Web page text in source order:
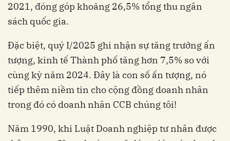
2021, đóng góp khoảng 26,5% tổng thu ngân
sách quốc gia.
Đặc biệt, quý I/2025 ghi nhận sự tăng trưởng ấn
tượng, kinh tế Thành phố tăng hơn 7,5% so với
cùng kỳ năm 2024. Đây là con số ấn tượng, nó
tiếp thêm niềm tin cho cộng đồng doanh nhân
trong đó có doanh nhân CCB chúng tôi!
Năm 1990, khi Luật Doanh nghiệp tư nhân được